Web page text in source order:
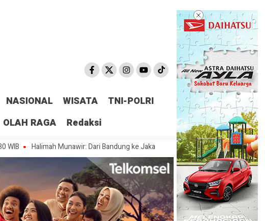
NASIONAL WISATA
TNI-POLRI
OLAH RAGA Redaksi
Halimah Munawir: Dari Bandung ke Jakarta, MMS Bawa Semangat Kesundaan untuk